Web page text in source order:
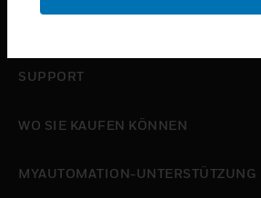
toggle view
toggle view
SUPPORT
WO SIE KAUFEN KÖNNEN
MYAUTOMATION-UNTERSTÜTZUNG